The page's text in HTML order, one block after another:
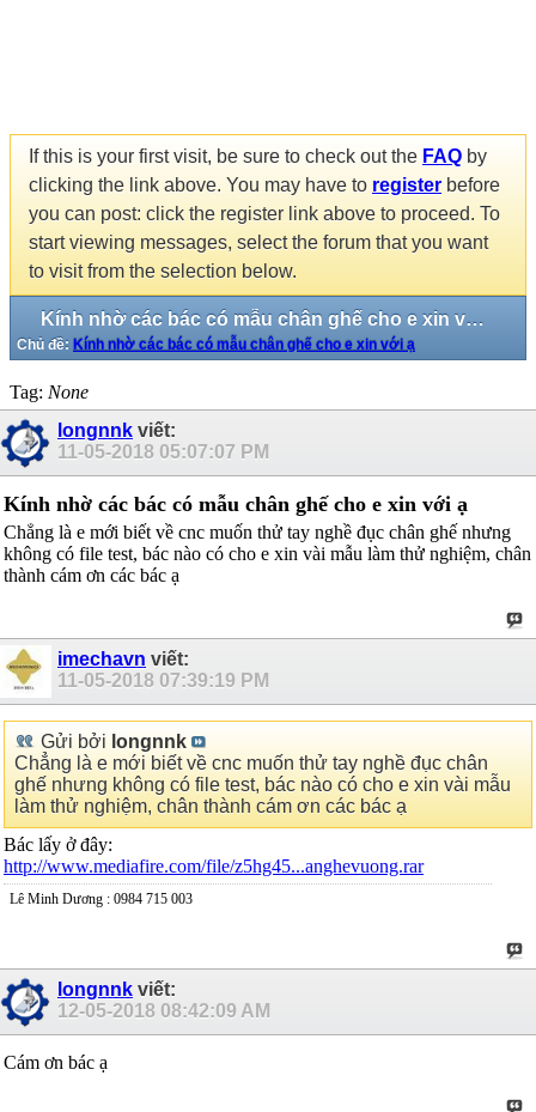
If this is your first visit, be sure to check out the FAQ by
clicking the link above. You may have to register before
you can post: click the register link above to proceed. To
start viewing messages, select the forum that you want
to visit from the selection below.
Kính nhờ các bác có mẫu chân ghế cho e xin với ạ
Chủ đề: Kính nhờ các bác có mẫu chân ghế cho e xin với ạ
Tag: None
longnnk viết:
11-05-2018 05:07:07 PM
Kính nhờ các bác có mẫu chân ghế cho e xin với ạ
Chẳng là e mới biết về cnc muốn thử tay nghề đục chân ghế nhưng
không có file test, bác nào có cho e xin vài mẫu làm thử nghiệm, chân
thành cám ơn các bác ạ
imechavn viết:
11-05-2018 07:39:19 PM
Gửi bởi longnnk
Chẳng là e mới biết về cnc muốn thử tay nghề đục chân
ghế nhưng không có file test, bác nào có cho e xin vài mẫu
làm thử nghiệm, chân thành cám ơn các bác ạ
Bác lấy ở đây:
http://www.mediafire.com/file/z5hg45...anghevuong.rar
Lê Minh Dương : 0984 715 003
longnnk viết:
12-05-2018 08:42:09 AM
Cám ơn bác ạ